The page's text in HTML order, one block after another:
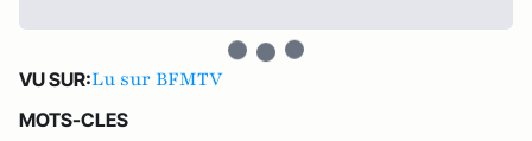
VU SUR:Lu sur BFMTV
MOTS-CLES